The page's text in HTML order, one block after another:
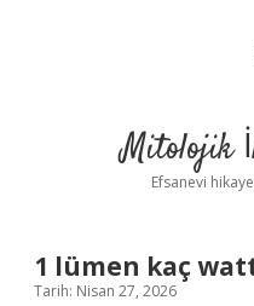
Mitolojik
Efsanevi
1 lümen kaç
Tarih: Nisan 27, 2026